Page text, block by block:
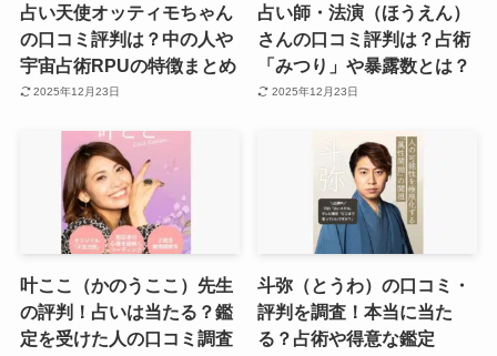
占い天使オッティモちゃん
の口コミ評判は？中の人や
宇宙占術RPUの特徴まとめ
2025年12月23日
占い師・法演（ほうえん）
さんの口コミ評判は？占術
「みつり」や暴露数とは？
2025年12月23日
叶ここ（かのうここ）先生
の評判！占いは当たる？鑑
定を受けた人の口コミ調査
斗弥（とうわ）の口コミ・
評判を調査！本当に当た
る？占術や得意な鑑定